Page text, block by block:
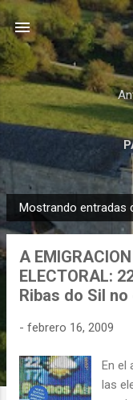
Ir
E
n
Mostrando entradas
A
ELECTORAL:
Ribas do Sil
- febrero 16, 2009
En el
las